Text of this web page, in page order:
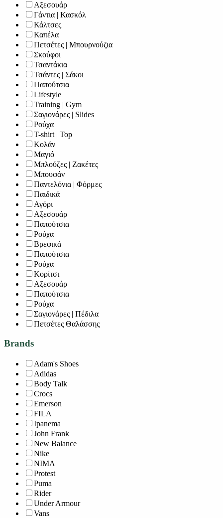
Αξεσουάρ
Γάντια | Κασκόλ
Κάλτσες
Καπέλα
Πετσέτες | Μπουρνούζια
Σκούφοι
Τσαντάκια
Τσάντες | Σάκοι
Παπούτσια
Lifestyle
Training | Gym
Σαγιονάρες | Slides
Ρούχα
T-shirt | Top
Κολάν
Μαγιό
Μπλούζες | Ζακέτες
Μπουφάν
Παντελόνια | Φόρμες
Παιδικά
Αγόρι
Αξεσουάρ
Παπούτσια
Ρούχα
Βρεφικά
Παπούτσια
Ρούχα
Κορίτσι
Αξεσουάρ
Παπούτσια
Ρούχα
Σαγιονάρες | Πέδιλα
Πετσέτες Θαλάσσης
Brands
Adam's Shoes
Adidas
Body Talk
Crocs
Emerson
FILA
Ipanema
John Frank
New Balance
Nike
NIMA
Protest
Puma
Rider
Under Armour
Vans